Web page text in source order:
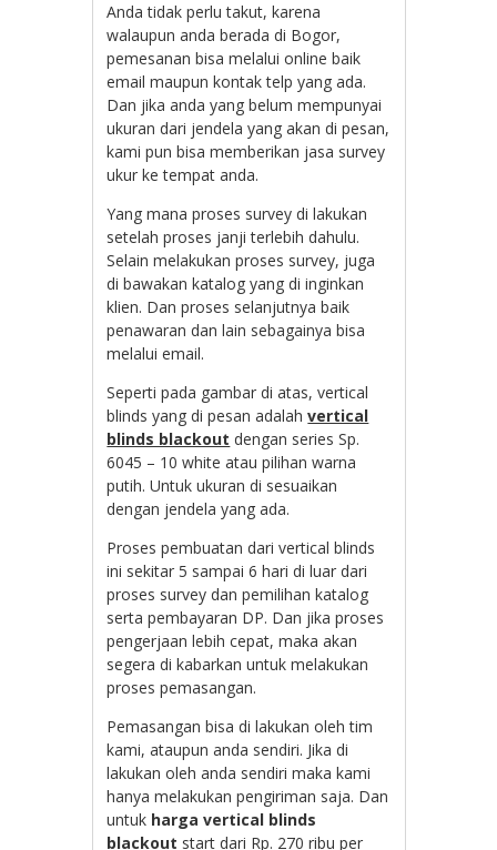
Anda tidak perlu takut, karena
walaupun anda berada di Bogor,
pemesanan bisa melalui online baik
email maupun kontak telp yang ada.
Dan jika anda yang belum mempunyai
ukuran dari jendela yang akan di pesan,
kami pun bisa memberikan jasa survey
ukur ke tempat anda.
Yang mana proses survey di lakukan
setelah proses janji terlebih dahulu.
Selain melakukan proses survey, juga
di bawakan katalog yang di inginkan
klien. Dan proses selanjutnya baik
penawaran dan lain sebagainya bisa
melalui email.
Seperti pada gambar di atas, vertical
blinds yang di pesan adalahvertical
blinds blackout dengan series Sp.
6045 – 10 white atau pilihan warna
putih. Untuk ukuran di sesuaikan
dengan jendela yang ada.
Proses pembuatan dari vertical blinds
ini sekitar 5 sampai 6 hari di luar dari
proses survey dan pemilihan katalog
serta pembayaran DP. Dan jika proses
pengerjaan lebih cepat, maka akan
segera di kabarkan untuk melakukan
proses pemasangan.
Pemasangan bisa di lakukan oleh tim
kami, ataupun anda sendiri. Jika di
lakukan oleh anda sendiri maka kami
hanya melakukan pengiriman saja. Dan
untuk harga vertical blinds
blackout start dari Rp. 270 ribu per